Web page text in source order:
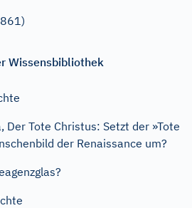
Wissensbibliothek
Der Tote Christus: Setzt der »Tote
der Renaissance um?